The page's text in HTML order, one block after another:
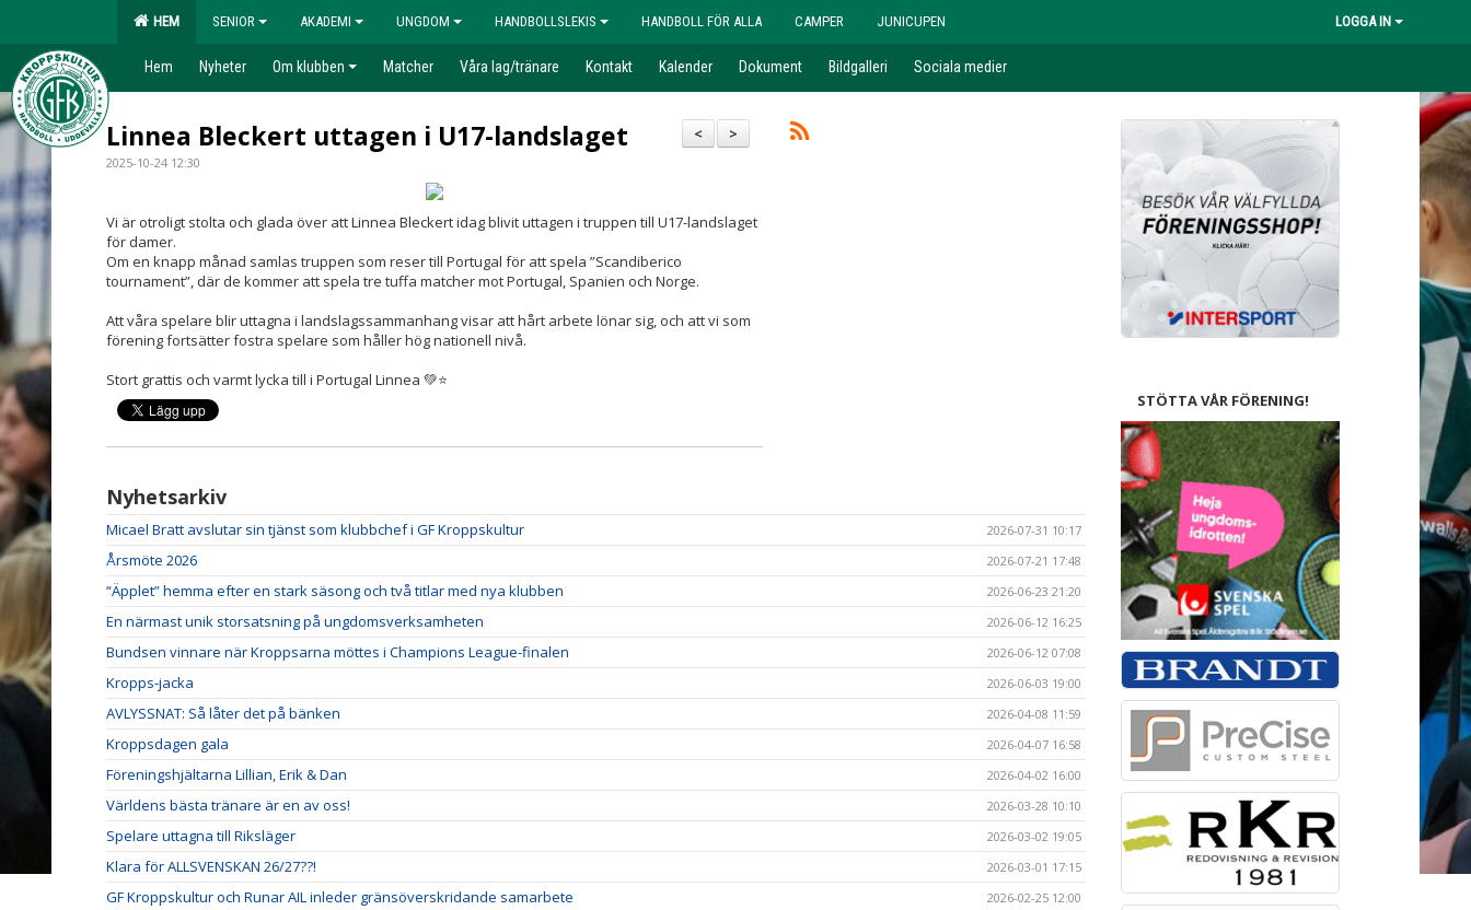
HEM SENIOR AKADEMI UNGDOM HANDBOLLSLEKIS HANDBOLL FÖR ALLA CAMPER JUNICUPEN LOGGA IN
Hem Nyheter Om klubben Matcher Våra lag/tränare Kontakt Kalender Dokument Bildgalleri Sociala medier
>
<
Linnea Bleckert uttagen i U17-landslaget
2025-10-24 12:30
Vi är otroligt stolta och glada över att Linnea Bleckert idag blivit uttagen i truppen till U17-landslaget
för damer.
Om en knapp månad samlas truppen som reser till Portugal för att spela ”Scandiberico
tournament”, där de kommer att spela tre tuffa matcher mot Portugal, Spanien och Norge.
Att våra spelare blir uttagna i landslagssammanhang visar att hårt arbete lönar sig, och att vi som
förening fortsätter fostra spelare som håller hög nationell nivå.
Stort grattis och varmt lycka till i Portugal Linnea 💚⭐
Nyhetsarkiv
Micael Bratt avslutar sin tjänst som klubbchef i GF Kroppskultur 2026-07-31 10:17
Årsmöte 2026 2026-07-21 17:48
“Äpplet” hemma efter en stark säsong och två titlar med nya klubben 2026-06-23 21:20
En närmast unik storsatsning på ungdomsverksamheten 2026-06-12 16:25
Bundsen vinnare när Kroppsarna möttes i Champions League-finalen 2026-06-12 07:08
Kropps-jacka 2026-06-03 19:00
AVLYSSNAT: Så låter det på bänken 2026-04-08 11:59
Kroppsdagen gala 2026-04-07 16:58
Föreningshjältarna Lillian, Erik & Dan 2026-04-02 16:00
Världens bästa tränare är en av oss! 2026-03-28 10:10
Spelare uttagna till Riksläger 2026-03-02 19:05
Klara för ALLSVENSKAN 26/27??! 2026-03-01 17:15
GF Kroppskultur och Runar AIL inleder gränsöverskridande samarbete 2026-02-25 12:00
STÖTTA VÅR FÖRENING!